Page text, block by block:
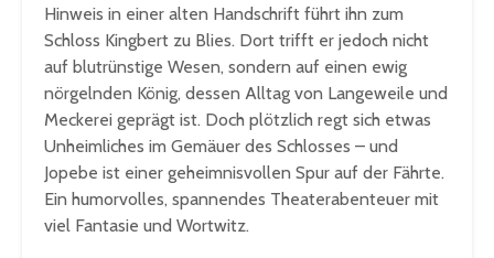
Hinweis in einer alten Handschrift führt ihn zum
Schloss Kingbert zu Blies. Dort trifft er jedoch nicht
auf blutrünstige Wesen, sondern auf einen ewig
nörgelnden König, dessen Alltag von Langeweile und
Meckerei geprägt ist. Doch plötzlich regt sich etwas
Unheimliches im Gemäuer des Schlosses – und
Jopebe ist einer geheimnisvollen Spur auf der Fährte.
Ein humorvolles, spannendes Theaterabenteuer mit
viel Fantasie und Wortwitz.